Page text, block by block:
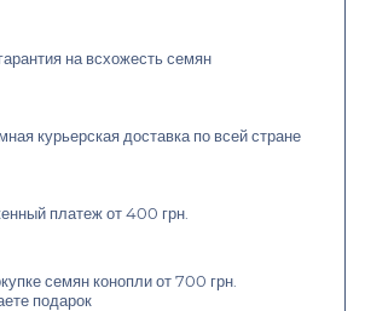
на всхожесть семян
курьерская доставка по всей стране
платеж от 400 грн.
семян конопли от 700 грн.
подарок